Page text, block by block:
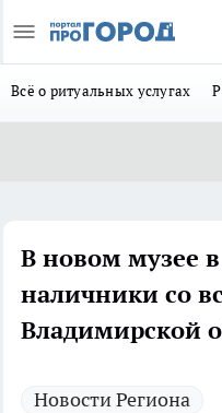
Всё о ритуальных услугах
В новом музее
наличники со
Владимирской
Новости Региона